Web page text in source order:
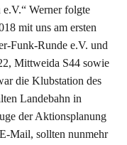
Werner folgte
mit uns am ersten
Funk-Runde e.V. und
Mittweida S44 sowie
die Klubstation des
Landebahn in
der Aktionsplanung
Mail, sollten nunmehr